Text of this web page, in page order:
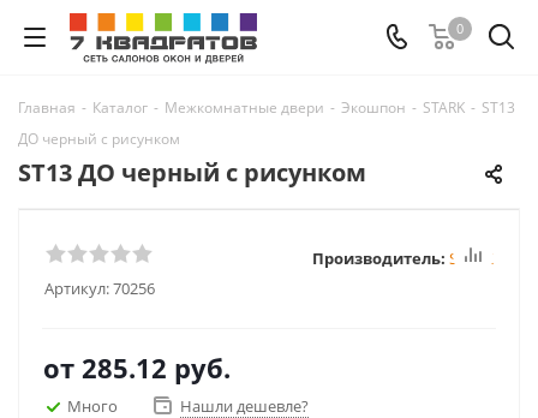
0
Главная - Каталог - Межкомнатные двери - Экошпон - STARK - ST13
ДО черный с рисунком
ST13 ДО черный с рисунком
Артикул:70256
Производитель: STARK
от 285.12 руб.
Много
Нашли дешевле?